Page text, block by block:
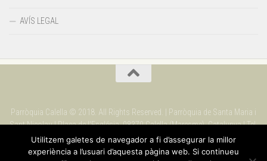
AVÍS LEGAL
Parròquia Calella © 2018. All Rights Reserved. | Parròquia de Santa Maria i
Sant Nicolau | Plaça de l'Església. 08370 Calella (Maresme). Catalunya | Tel.
937 69 09 90
Utilitzem galetes de navegador a fi d’assegurar la millor
experiència a l’usuari d’aquesta pàgina web. Si continueu